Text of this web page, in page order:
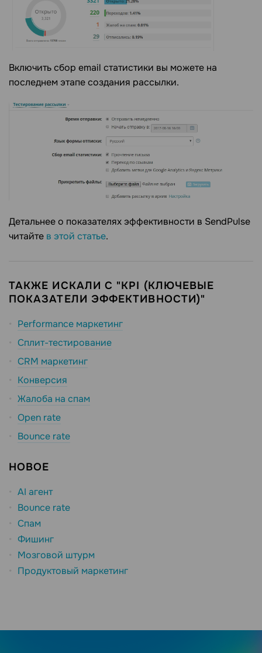
Включить сбор email статистики вы можете на
последнем этапе создания рассылки.
Детальнее о показателях эффективности в SendPulse
читайте в этой статье.
ТАКЖЕ ИСКАЛИ С "KPI (КЛЮЧЕВЫЕ
ПОКАЗАТЕЛИ ЭФФЕКТИВНОСТИ)"
Performance маркетинг
Сплит-тестирование
CRM маркетинг
Конверсия
Жалоба на спам
Open rate
Bounce rate
НОВОЕ
AI агент
Bounce rate
Спам
Фишинг
Мозговой штурм
Продуктовый маркетинг